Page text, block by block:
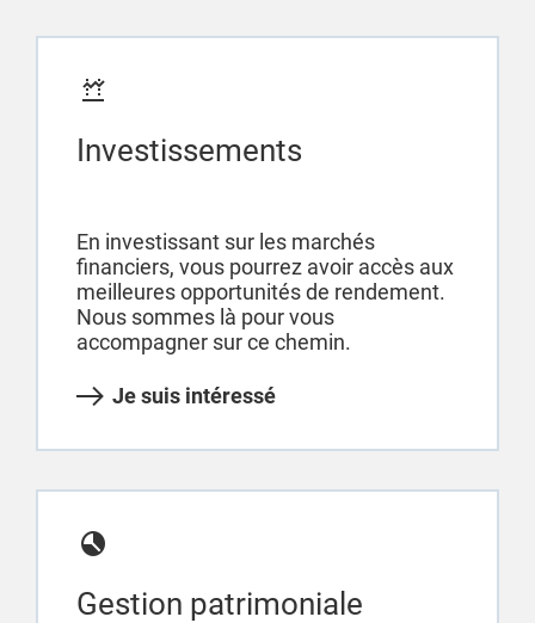
Investissements
En investissant sur les marchés
financiers, vous pourrez avoir accès aux
meilleures opportunités de rendement.
Nous sommes là pour vous
accompagner sur ce chemin.
Je suis intéressé
Gestion patrimoniale